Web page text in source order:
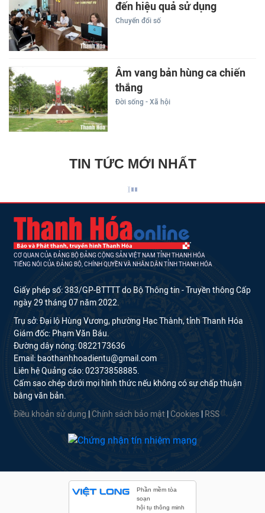
đến hiệu quả sử dụng
Chuyển đổi số
Âm vang bản hùng ca chiến
thắng
Đời sống - Xã hội
TIN TỨC MỚI NHẤT
CƠ QUAN CỦA ĐẢNG BỘ ĐẢNG CỘNG SẢN VIỆT NAM TỈNH THANH HÓA
TIẾNG NÓI CỦA ĐẢNG BỘ, CHÍNH QUYỀN VÀ NHÂN DÂN TỈNH THANH HÓA
Giấy phép số: 383/GP-BTTTT do Bộ Thông tin - Truyền thông Cấp
ngày 29 tháng 07 năm 2022.
Trụ sở: Đại lộ Hùng Vương, phường Hạc Thành, tỉnh Thanh Hóa
Giám đốc: Phạm Văn Báu.
Đường dây nóng: 0822173636
Email: baothanhhoadientu@gmail.com
Liên hệ Quảng cáo: 02373858885.
Cấm sao chép dưới mọi hình thức nếu không có sự chấp thuận
bằng văn bản.
Điều khoản sử dụng Chính sách bảo mật Cookies RSS
Phần mềm tòa
soạn
hội tụ thông minh